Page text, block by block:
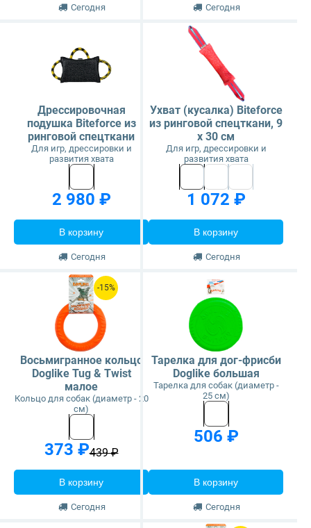
Сегодня Сегодня
Дрессировочная
подушка Biteforce из
ринговой спецткани
Для игр, дрессировки и
развития хвата
2 980 ₽
В корзину
Сегодня
Ухват (кусалка) Biteforce
из ринговой спецткани, 9
x 30 см
Для игр, дрессировки и
развития хвата
1 072 ₽
В корзину
Сегодня
-15%
Восьмигранное кольцо
Doglike Tug & Twist
малое
Кольцо для собак (диаметр - 20
см)
373 ₽439 ₽
В корзину
Сегодня
Тарелка для дог-фрисби
Doglike большая
Тарелка для собак (диаметр -
25 см)
506 ₽
В корзину
Сегодня